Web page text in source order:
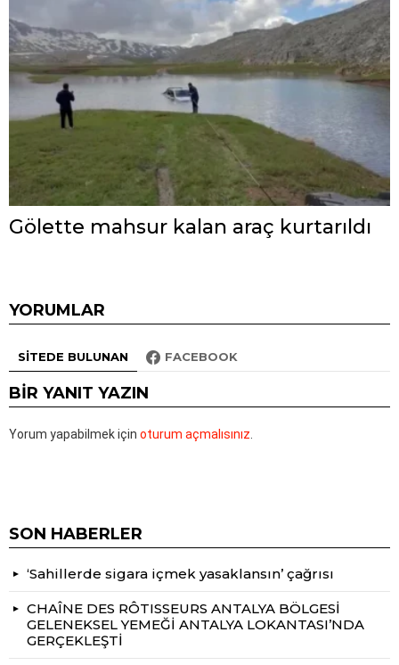
Gölette mahsur kalan araç kurtarıldı
YORUMLAR
SITEDE BULUNAN FACEBOOK
BIR YANIT YAZIN
Yorum yapabilmek için oturum açmalısınız
SON HABERLER
‘Sahillerde sigara içmek yasaklansın’ çağrısı
CHAÎNE DES RÔTISSEURS ANTALYA BÖLGESİ
GELENEKSEL YEMEĞİ ANTALYA LOKANTASI’NDA
GERÇEKLEŞTİ